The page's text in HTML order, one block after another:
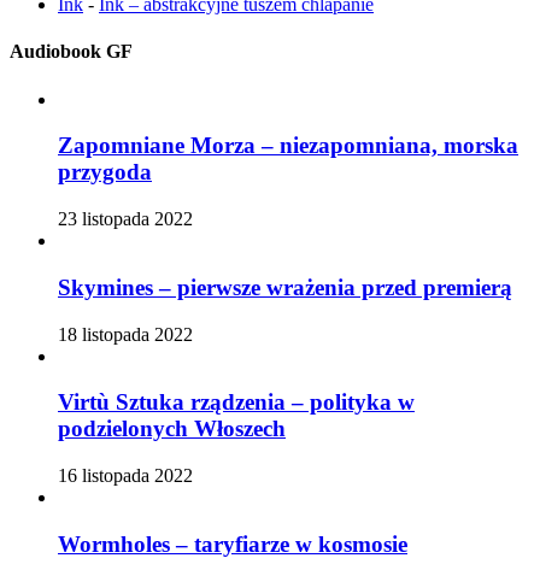
Ink - Ink – abstrakcyjne tuszem chlapanie
Audiobook GF
Zapomniane Morza – niezapomniana, morska
przygoda
23 listopada 2022
Skymines – pierwsze wrażenia przed premierą
18 listopada 2022
Virtù Sztuka rządzenia – polityka w
podzielonych Włoszech
16 listopada 2022
Wormholes – taryfiarze w kosmosie